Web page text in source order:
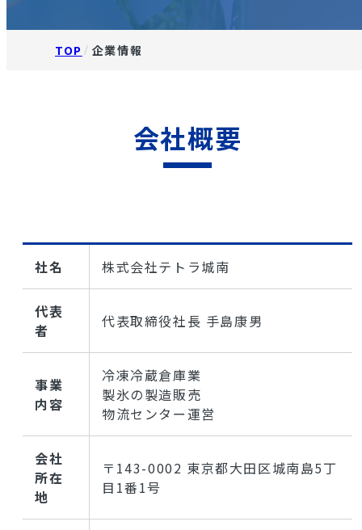
TOP 企業情報
会社概要
社名 株式会社テトラ城南
代表
者
代表取締役社長 手島康男
事業
内容
冷凍冷蔵倉庫業
製氷の製造販売
物流センター運営
会社
所在
地
〒143-0002 東京都大田区城南島5丁
目1番1号